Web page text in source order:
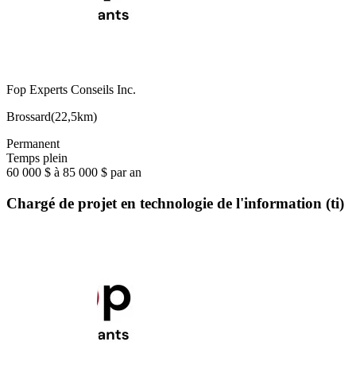
Fop Experts Conseils Inc.
Brossard(22,5km)
Permanent
Temps plein
60 000 $ à 85 000 $ par an
Chargé de projet en technologie de l'information (ti)